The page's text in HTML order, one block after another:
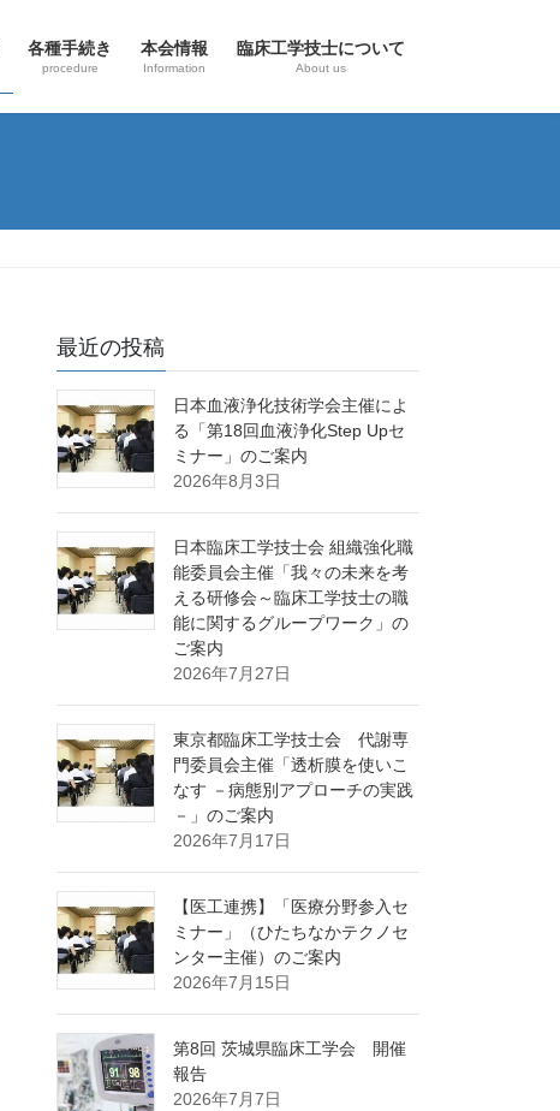
各種手続き
procedure
本会情報
Information
臨床工学技士について
About us
最近の投稿
日本血液浄化技術学会主催によ
る「第18回血液浄化Step Upセ
ミナー」のご案内
2026年8月3日
日本臨床工学技士会 組織強化職
能委員会主催「我々の未来を考
える研修会～臨床工学技士の職
能に関するグループワーク」の
ご案内
2026年7月27日
東京都臨床工学技士会 代謝専
門委員会主催「透析膜を使いこ
なす －病態別アプローチの実践
－」のご案内
2026年7月17日
【医工連携】「医療分野参入セ
ミナー」（ひたちなかテクノセ
ンター主催）のご案内
2026年7月15日
第8回 茨城県臨床工学会 開催
報告
2026年7月7日